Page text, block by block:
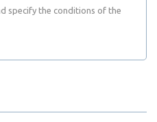
specify the conditions of the